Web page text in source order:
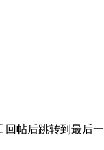
回帖后跳转到最后